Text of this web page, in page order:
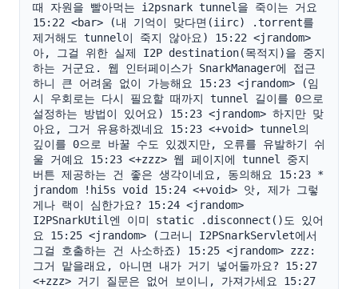
때 자원을 빨아먹는 i2psnark tunnel을 죽이는 거요
15:22 <bar> (내 기억이 맞다면(iirc) .torrent를
제거해도 tunnel이 죽지 않아요) 15:22 <jrandom>
아, 그걸 위한 실제 I2P destination(목적지)을 중지
하는 거군요. 웹 인터페이스가 SnarkManager에 접근
하니 큰 어려움 없이 가능해요 15:23 <jrandom> (임
시 우회로는 다시 필요할 때까지 tunnel 길이를 0으로
설정하는 방법이 있어요) 15:23 <jrandom> 하지만 맞
아요, 그거 유용하겠네요 15:23 <+void> tunnel의
깊이를 0으로 바꿀 수도 있겠지만, 오류를 유발하기 쉬
울 거예요 15:23 <+zzz> 웹 페이지에 tunnel 중지
버튼 제공하는 건 좋은 생각이네요, 동의해요 15:23 *
jrandom !hi5s void 15:24 <+void> 앗, 제가 그렇
게나 랙이 심한가요? 15:24 <jrandom>
I2PSnarkUtil엔 이미 static .disconnect()도 있어
요 15:25 <jrandom> (그러니 I2PSnarkServlet에서
그걸 호출하는 건 사소하죠) 15:25 <jrandom> zzz:
그거 맡을래요, 아니면 내가 거기 넣어둘까요? 15:27
<+zzz> 거기 질문은 없어 보이니, 가져가세요 15:27